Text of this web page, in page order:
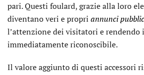
pari. Questi foulard, grazie alla loro
diventano veri e propri annunci
l’attenzione dei visitatori e rendendo
immediatamente riconoscibile.
Il valore aggiunto di questi accessori